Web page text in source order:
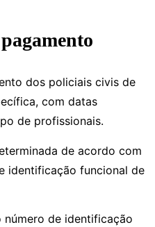
dos policiais civis de
com datas
de profissionais.
de acordo com
identificação funcional de
número de identificação